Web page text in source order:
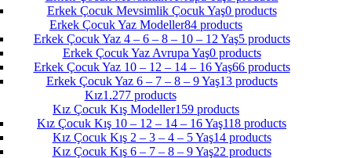
Erkek Çocuk Mevsimlik Çocuk Yaş0 products
Erkek Çocuk Yaz Modeller84 products
Erkek Çocuk Yaz 4 – 6 – 8 – 10 – 12 Yaş5 products
Erkek Çocuk Yaz Avrupa Yaş0 products
Erkek Çocuk Yaz 10 – 12 – 14 – 16 Yaş66 products
Erkek Çocuk Yaz 6 – 7 – 8 – 9 Yaş13 products
Kız1.277 products
Kız Çocuk Kış Modeller159 products
Kız Çocuk Kış 10 – 12 – 14 – 16 Yaş118 products
Kız Çocuk Kış 2 – 3 – 4 – 5 Yaş14 products
Kız Çocuk Kış 6 – 7 – 8 – 9 Yaş22 products